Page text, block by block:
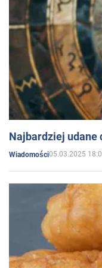
Najbardziej udane
Wiadomości05.03.2025